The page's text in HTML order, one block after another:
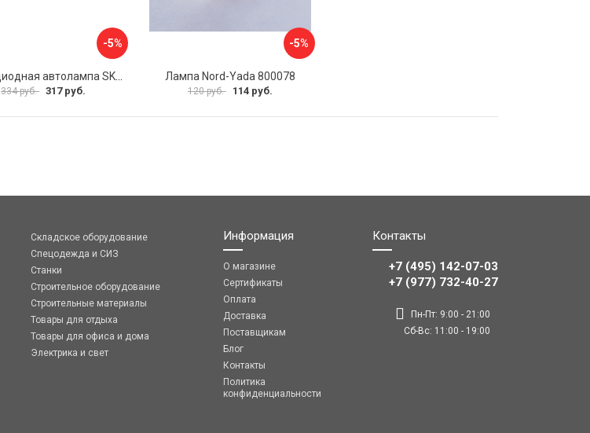
-5%
Светодиодная автолампа SKYWAY S08201458
334 руб. 317 руб.
-5%
Лампа Nord-Yada 800078
120 руб. 114 руб.
Складское оборудование
Спецодежда и СИЗ
Станки
Строительное оборудование
Строительные материалы
Товары для отдыха
Товары для офиса и дома
Электрика и свет
Информация
О магазине
Сертификаты
Оплата
Доставка
Поставщикам
Блог
Контакты
Политика
конфиденциальности
Контакты
+7 (495) 142-07-03
‎‎+7 (977) 732-40-27
Пн-Пт: 9:00 - 21:00
Сб-Вс: 11:00 - 19:00